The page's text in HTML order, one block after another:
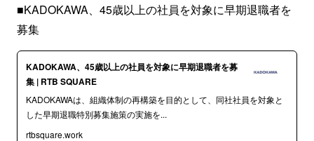
■KADOKAWA、45歳以上の社員を対象に早期退職者を
募集
KADOKAWA、45歳以上の社員を対象に早期退職者を募
集 | RTB SQUARE
KADOKAWAは、組織体制の再構築を目的として、同社社員を対象と
した早期退職特別募集施策の実施を...
rtbsquare.work